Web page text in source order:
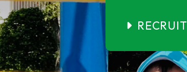
RECRUIT